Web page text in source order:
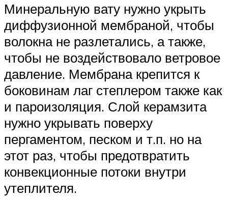
Минеральную вату нужно укрыть
диффузионной мембраной, чтобы
волокна не разлетались, а также,
чтобы не воздействовало ветровое
давление. Мембрана крепится к
боковинам лаг степлером также как
и пароизоляция. Слой керамзита
нужно укрывать поверху
пергаментом, песком и т.п. но на
этот раз, чтобы предотвратить
конвекционные потоки внутри
утеплителя.